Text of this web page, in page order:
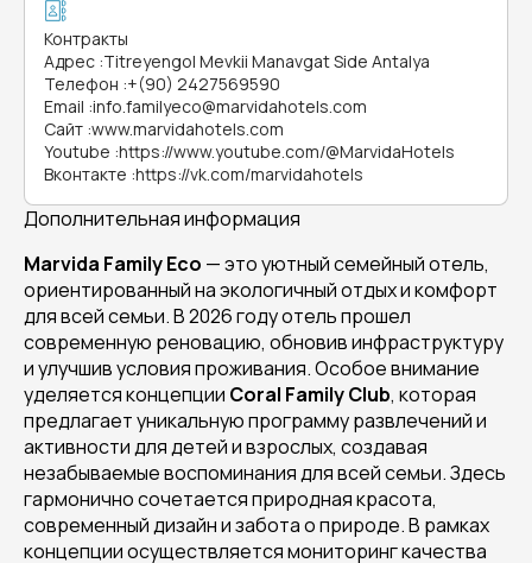
Контракты
Адрес :Titreyengol Mevkii Manavgat Side Antalya
Телефон :+(90) 2427569590
Email :info.familyeco@marvidahotels.com
Сайт :www.marvidahotels.com
Youtube :https://www.youtube.com/@MarvidaHotels
Вконтакте :https://vk.com/marvidahotels
Дополнительная информация
Marvida Family Eco — это уютный семейный отель,
ориентированный на экологичный отдых и комфорт
для всей семьи. В 2026 году отель прошел
современную реновацию, обновив инфраструктуру
и улучшив условия проживания. Особое внимание
уделяется концепции Coral Family Club, которая
предлагает уникальную программу развлечений и
активности для детей и взрослых, создавая
незабываемые воспоминания для всей семьи. Здесь
гармонично сочетается природная красота,
современный дизайн и забота о природе. В рамках
концепции осуществляется мониторинг качества